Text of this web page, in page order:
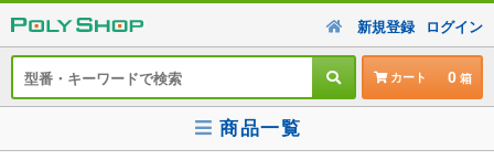
新規登録 ログイン
カート 0
商品一覧